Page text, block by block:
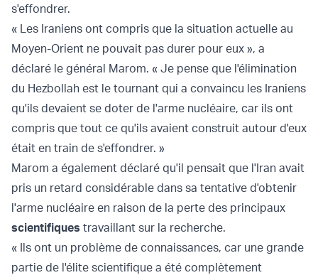
s'effondrer.
« Les Iraniens ont compris que la situation actuelle au
Moyen-Orient ne pouvait pas durer pour eux », a
déclaré le général Marom. « Je pense que l'élimination
du Hezbollah est le tournant qui a convaincu les Iraniens
qu'ils devaient se doter de l'arme nucléaire, car ils ont
compris que tout ce qu'ils avaient construit autour d'eux
était en train de s'effondrer. »
Marom a également déclaré qu'il pensait que l'Iran avait
pris un retard considérable dans sa tentative d'obtenir
l'arme nucléaire en raison de la perte des principaux
scientifiques travaillant sur la recherche.
« Ils ont un problème de connaissances, car une grande
partie de l'élite scientifique a été complètement